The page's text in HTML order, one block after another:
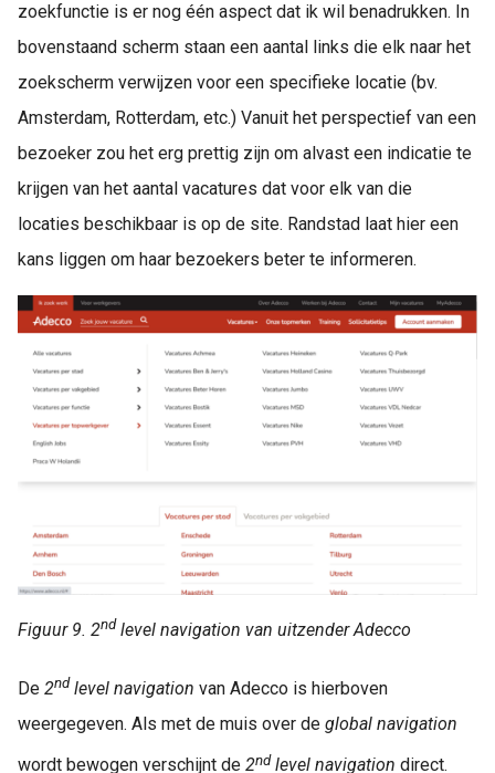
zoekfunctie is er nog één aspect dat ik wil benadrukken. In
bovenstaand scherm staan een aantal links die elk naar het
zoekscherm verwijzen voor een specifieke locatie (bv.
Amsterdam, Rotterdam, etc.) Vanuit het perspectief van een
bezoeker zou het erg prettig zijn om alvast een indicatie te
krijgen van het aantal vacatures dat voor elk van die
locaties beschikbaar is op de site. Randstad laat hier een
kans liggen om haar bezoekers beter te informeren.
Figuur 9. 2nd level navigation van uitzender Adecco
De 2nd level navigation van Adecco is hierboven
weergegeven. Als met de muis over de global navigation
wordt bewogen verschijnt de 2nd level navigation direct.